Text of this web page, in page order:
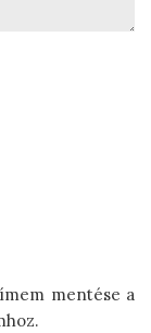
mentése a